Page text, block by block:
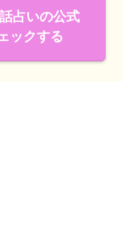
占いの公式
ックする